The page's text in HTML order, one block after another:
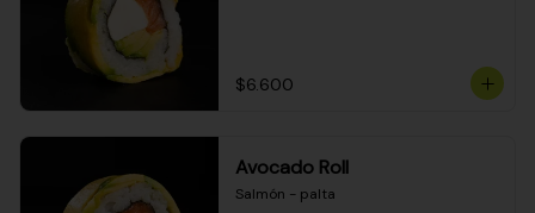
$6.600
Avocado Roll
Salmón - palta